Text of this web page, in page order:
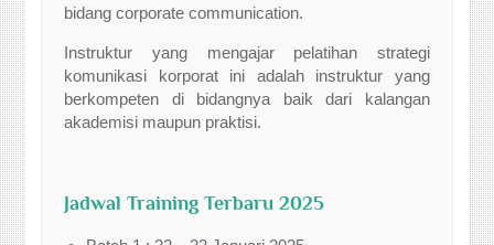
bidang corporate communication.
Instruktur yang mengajar pelatihan strategi
komunikasi korporat ini adalah instruktur yang
berkompeten di bidangnya baik dari kalangan
akademisi maupun praktisi.
Jadwal Training Terbaru 2025